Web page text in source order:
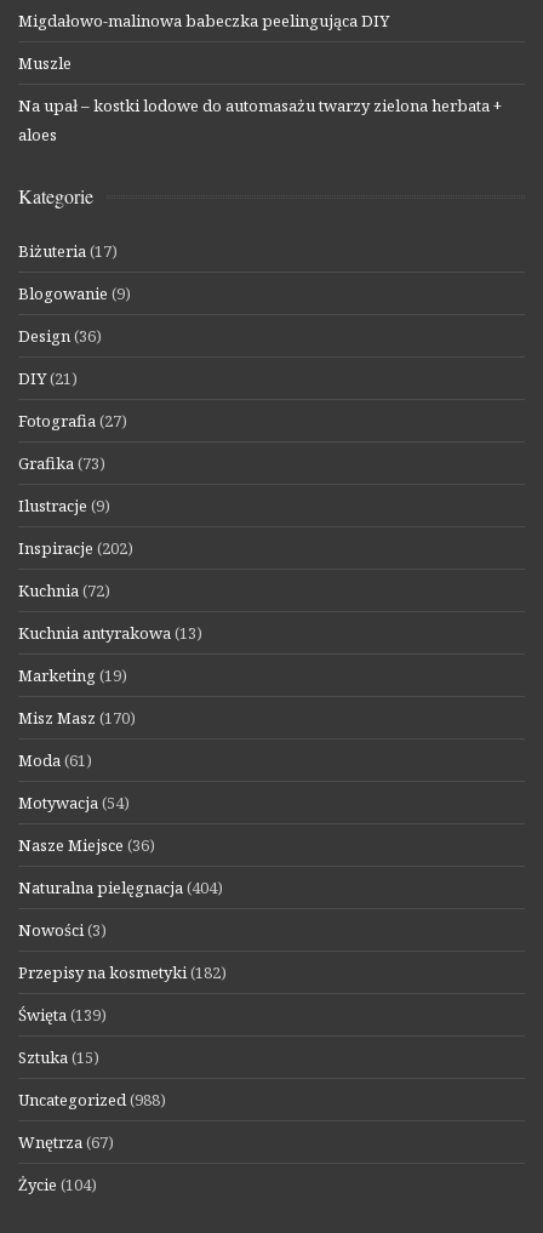
Migdałowo-malinowa babeczka peelingująca DIY
Muszle
Na upał – kostki lodowe do automasażu twarzy zielona herbata +
aloes
Kategorie
Biżuteria(17)
Blogowanie (9)
Design(36)
DIY(21)
Fotografia(27)
Grafika(73)
Ilustracje (9)
Inspiracje (202)
Kuchnia(72)
Kuchnia antyrakowa(13)
Marketing(19)
Misz Masz (170)
Moda(61)
Motywacja(54)
Nasze Miejsce (36)
Naturalna pielęgnacja(404)
Nowości(3)
Przepisy na kosmetyki(182)
Święta(139)
Sztuka(15)
Uncategorized(988)
Wnętrza(67)
Życie (104)